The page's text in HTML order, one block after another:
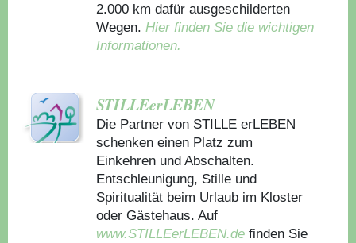
2.000 km dafür ausgeschilderten
Wegen.Hier finden Sie die wichtigen
Informationen.
STILLEerLEBEN
Die Partner von STILLE erLEBEN
schenken einen Platz zum
Einkehren und Abschalten.
Entschleunigung, Stille und
Spiritualität beim Urlaub im Kloster
oder Gästehaus. Auf
www.STILLEerLEBEN.de finden Sie